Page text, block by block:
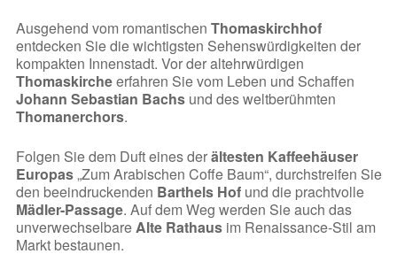
Ausgehend vom romantischen Thomaskirchhof
entdecken Sie die wichtigsten Sehenswürdigkeiten der
kompakten Innenstadt. Vor der altehrwürdigen
Thomaskircheerfahren Sie vom Leben und Schaffen
Johann Sebastian Bachsund des weltberühmten
Thomanerchors.
Folgen Sie dem Duft eines derältesten Kaffeehäuser
Europas„Zum Arabischen Coffe Baum“, durchstreifen Sie
den beeindruckenden Barthels Hofund die prachtvolle
Mädler-Passage. Auf dem Weg werden Sie auch das
unverwechselbareAlte Rathausim Renaissance-Stil am
Markt bestaunen.